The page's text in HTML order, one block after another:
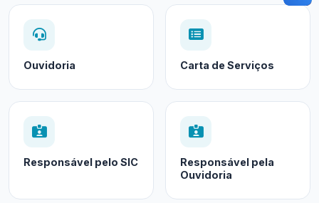
Ouvidoria Carta de Serviços
Responsável pelo SIC
Responsável pela
Ouvidoria